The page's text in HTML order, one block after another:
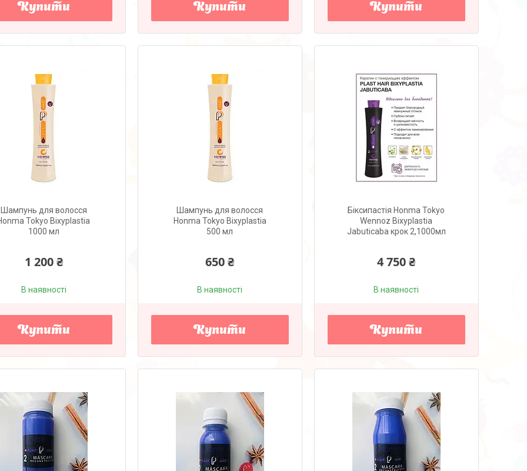
Купити Купити Купити
Шампунь для волосся
Tokyo Bixyplastia
1000 мл
1 200 ₴
В наявності
Купити
Шампунь для волосся
Honma Tokyo Bixyplastia
500 мл
650 ₴
В наявності
Купити
Біксипастія Honma Tokyo
Wennoz Bixyplastia
Jabuticaba крок 2,1000мл
4 750 ₴
В наявності
Купити